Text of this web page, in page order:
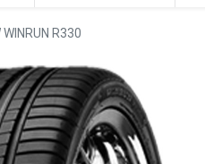
R330